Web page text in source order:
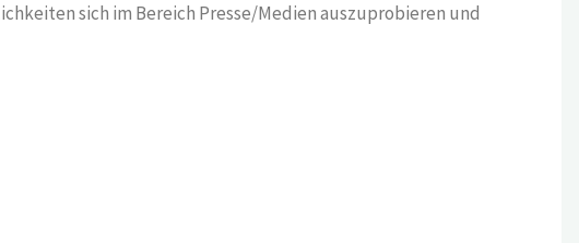
sich im Bereich Presse/Medien auszuprobieren und